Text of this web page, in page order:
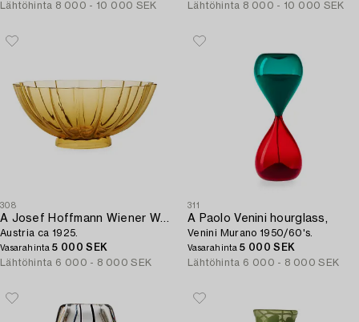
Lähtöhinta 8 000 - 10 000 SEK
Lähtöhinta 8 000 - 10 000 SEK
308
A Josef Hoffmann Wiener Werkstätte amber coloured glass bowl executed by Ed. Ludwig Moser & Söhne,
Austria ca 1925.
Vasarahinta5 000 SEK
Lähtöhinta 6 000 - 8 000 SEK
311
A Paolo Venini hourglass,
Venini Murano 1950/60's.
Vasarahinta5 000 SEK
Lähtöhinta 6 000 - 8 000 SEK